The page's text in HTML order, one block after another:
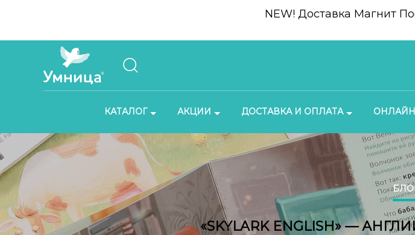
NEW! Доставка Магнит
КАТАЛОГ АКЦИИ ДОСТАВКА И ОПЛАТА
«SKYLARK ENGLISH» —